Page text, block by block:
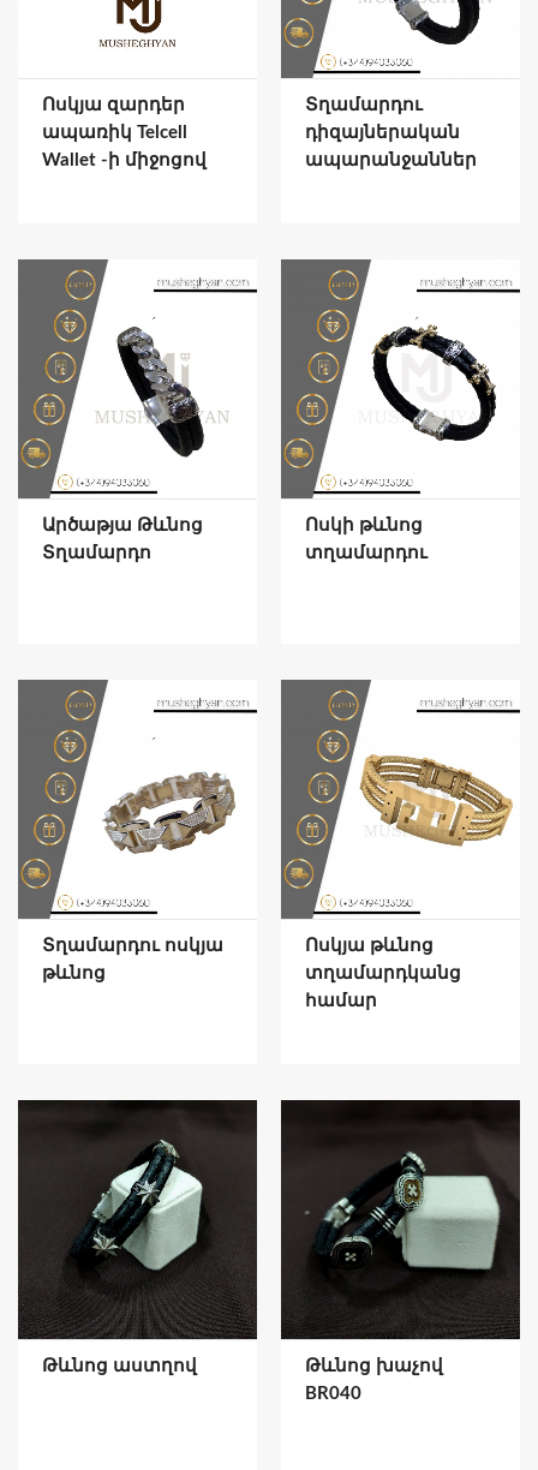
Ոսկյա զարդեր
ապառիկ Telcell
Wallet -ի միջոցով
Տղամարդու
դիզայներական
ապարանջաններ
Արծաթյա Թևնոց
Տղամարդո
Ոսկի թևնոց
տղամարդու
Տղամարդու ոսկյա
թևնոց
Ոսկյա թևնոց
տղամարդկանց
համար
Թևնոց աստղով
Թևնոց խաչով
BR040